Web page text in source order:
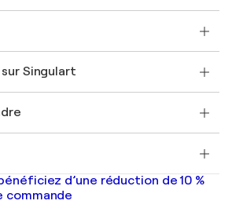
commercial
d'art original
qu'Artiste
Singulart
vendre
d’une réduction de 10 %
commande